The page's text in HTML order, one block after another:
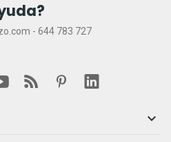
- 644 783 727
